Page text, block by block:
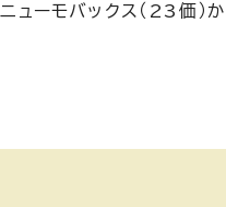
ーモバックス（23価）